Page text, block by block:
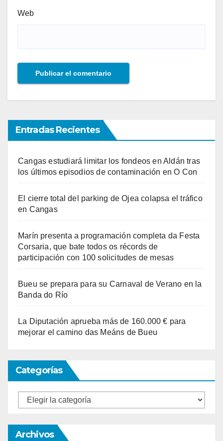
Web
Entradas Recientes
Cangas estudiará limitar los fondeos en Aldán tras
los últimos episodios de contaminación en O Con
El cierre total del parking de Ojea colapsa el tráfico
en Cangas
Marín presenta a programación completa da Festa
Corsaria, que bate todos os récords de
participación con 100 solicitudes de mesas
Bueu se prepara para su Carnaval de Verano en la
Banda do Río
La Diputación aprueba más de 160.000 € para
mejorar el camino das Meáns de Bueu
Categorías
Categorías
Archivos